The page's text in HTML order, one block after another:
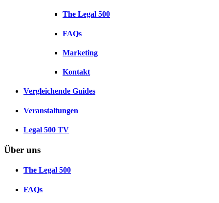
The Legal 500
FAQs
Marketing
Kontakt
Vergleichende Guides
Veranstaltungen
Legal 500 TV
Über uns
The Legal 500
FAQs